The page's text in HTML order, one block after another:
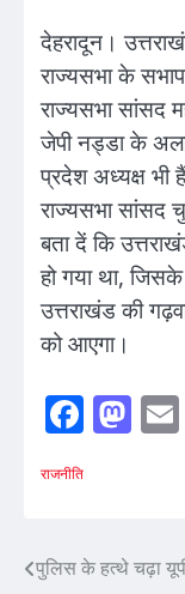
देहरादून।
राज्यसभा के
राज्यसभा सांसद
जेपी नड्डा के
प्रदेश अध्यक्ष भी
राज्यसभा सांसद
बता दें कि
हो गया था,
उत्तराखंड की
को आएगा।
राजनीति
Post
पुलिस के हत्थे चढ़ा